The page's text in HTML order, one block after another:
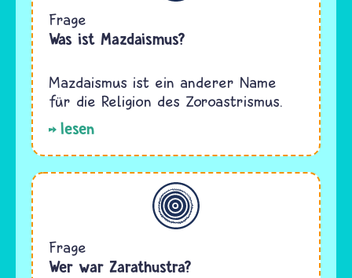
Frage
Was ist Mazdaismus?
Mazdaismus ist ein anderer Name
für die Religion des Zoroastrismus.
lesen
Allgemein
Frage
Wer war Zarathustra?